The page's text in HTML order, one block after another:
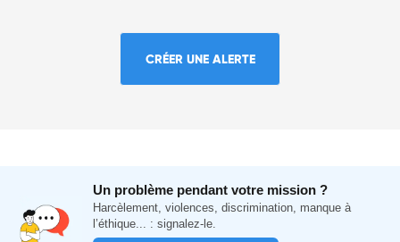
CRÉER UNE ALERTE
Un problème pendant votre mission ?
Harcèlement, violences, discrimination, manque à
l’éthique... : signalez-le.